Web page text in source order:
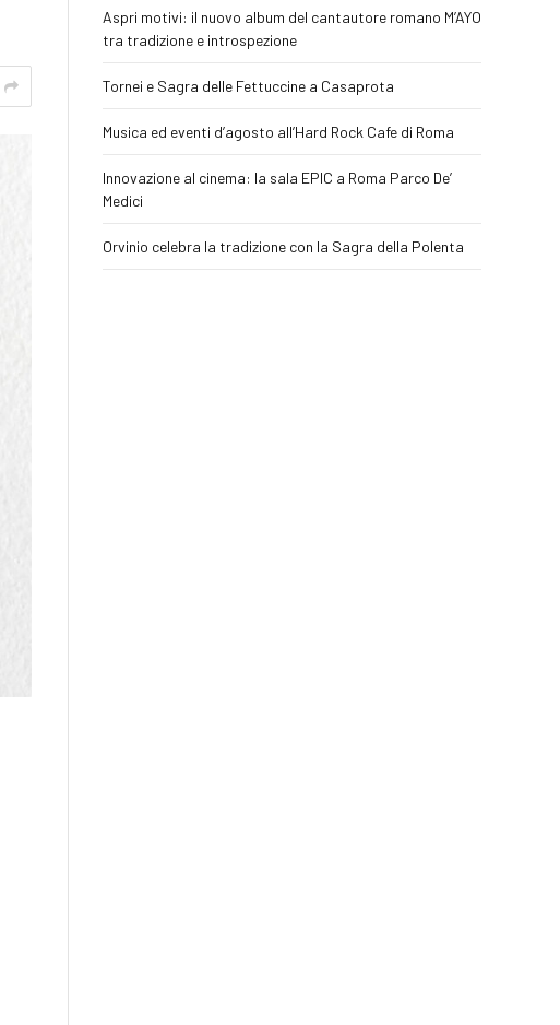
Aspri motivi: il nuovo album del cantautore romano M’AYO
tra tradizione e introspezione
Tornei e Sagra delle Fettuccine a Casaprota
Musica ed eventi d’agosto all’Hard Rock Cafe di Roma
Innovazione al cinema: la sala EPIC a Roma Parco De’
Medici
Orvinio celebra la tradizione con la Sagra della Polenta